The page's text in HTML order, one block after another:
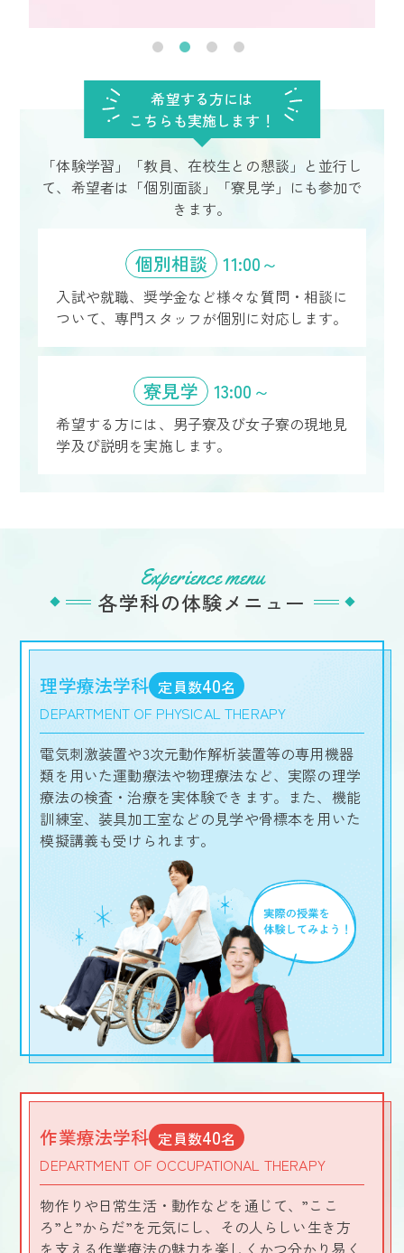
希望する方には
こちらも実施します！
「体験学習」「教員、在校生との懇談」と並行し
て、希望者は「個別面談」「寮見学」にも参加で
きます。
個別相談 11:00～
入試や就職、奨学金など様々な質問・相談に
ついて、専門スタッフが個別に対応します。
寮見学 13:00～
希望する方には、 男子寮及び女子寮の現地見
学及び説明を実施します。
Experience menu
各学科の体験メニュー
理学療法学科 定員数40名
DEPARTMENT OF PHYSICAL THERAPY
電気刺激装置や3次元動作解析装置等の専用機器
類を用いた運動療法や物理療法など、実際の理学
療法の検査・治療を実体験できます。また、機能
訓練室、装具加工室などの見学や骨標本を用いた
模擬講義も受けられます。
作業療法学科 定員数40名
DEPARTMENT OF OCCUPATIONAL THERAPY
物作りや日常生活・動作などを通じて、”ここ
ろ”と”からだ”を元気にし、その人らしい生き方